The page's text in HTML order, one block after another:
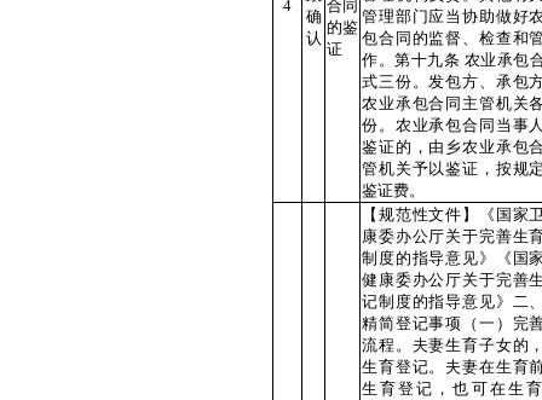
4
确
认
合同
的鉴
证
管理部门应当协助做好
包合同的监督、检查和
作。第十九条 农业承包
式三份。发包方、承包
农业承包合同主管机关
份。农业承包合同当事
鉴证的，由乡农业承包
管机关予以鉴证，按规
鉴证费。
【规范性文件】《国家
康委办公厅关于完善生
制度的指导意见》《国
健康委办公厅关于完善
记制度的指导意见》二
精简登记事项（一）完
流程。夫妻生育子女的
生育登记。夫妻在生育
生育登记，也可在生